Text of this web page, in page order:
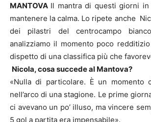
MANTOVA Il mantra di questi giorni in
mantenere la calma. Lo ripete anche
dei pilastri del centrocampo
analizziamo il momento poco
dispetto di una classifica più che
Nicola, cosa succede al Mantova?
«Nulla di particolare. È un momento
nell’arco di una stagione. Le prime
ci avevano un po’ illuso, ma vincere
5 gol a partita era impensabile».